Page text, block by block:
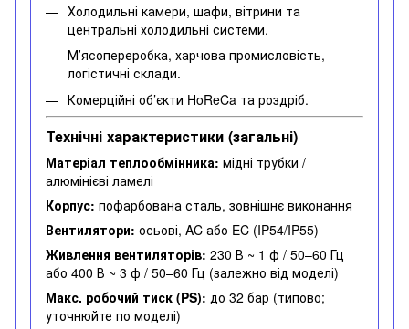
Холодильні камери, шафи, вітрини та
центральні холодильні системи.
Мʼясопереробка, харчова промисловість,
логістичні склади.
Комерційні об’єкти HoReCa та роздріб.
Технічні характеристики (загальні)
Матеріал теплообмінника: мідні трубки /
алюмінієві ламелі
Корпус: пофарбована сталь, зовнішнє виконання
Вентилятори: осьові, AC або EC (IP54/IP55)
Живлення вентиляторів: 230 В ~ 1 ф / 50–60 Гц
або 400 В ~ 3 ф / 50–60 Гц (залежно від моделі)
Макс. робочий тиск (PS): до 32 бар (типово;
уточнюйте по моделі)